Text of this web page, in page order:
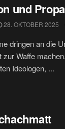
und
28. OKTOBER 2025
dringen an die
zur Waffe
Ideologen, ...